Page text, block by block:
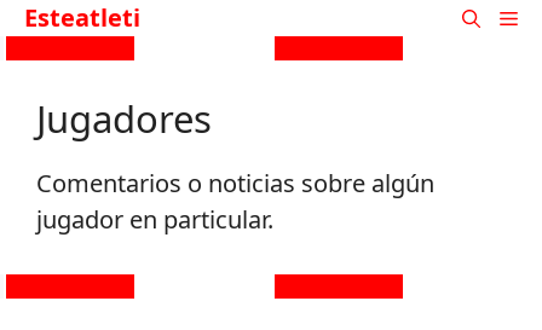
Esteatleti
Jugadores
Comentarios o noticias sobre algún
jugador en particular.